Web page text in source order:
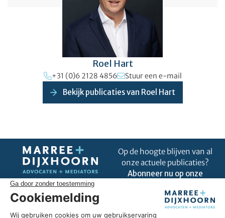
Roel Hart
+31 (0)6 2128 4856 Stuur een e-mail
Bekijk publicaties van Roel Hart
Op de hoogte blijven van al
onze actuele publicaties?
Abonneer nu op onze